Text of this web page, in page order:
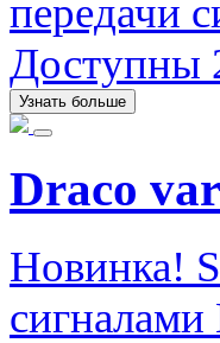
передачи
Доступны
Узнать больше
Draco
Новинка!